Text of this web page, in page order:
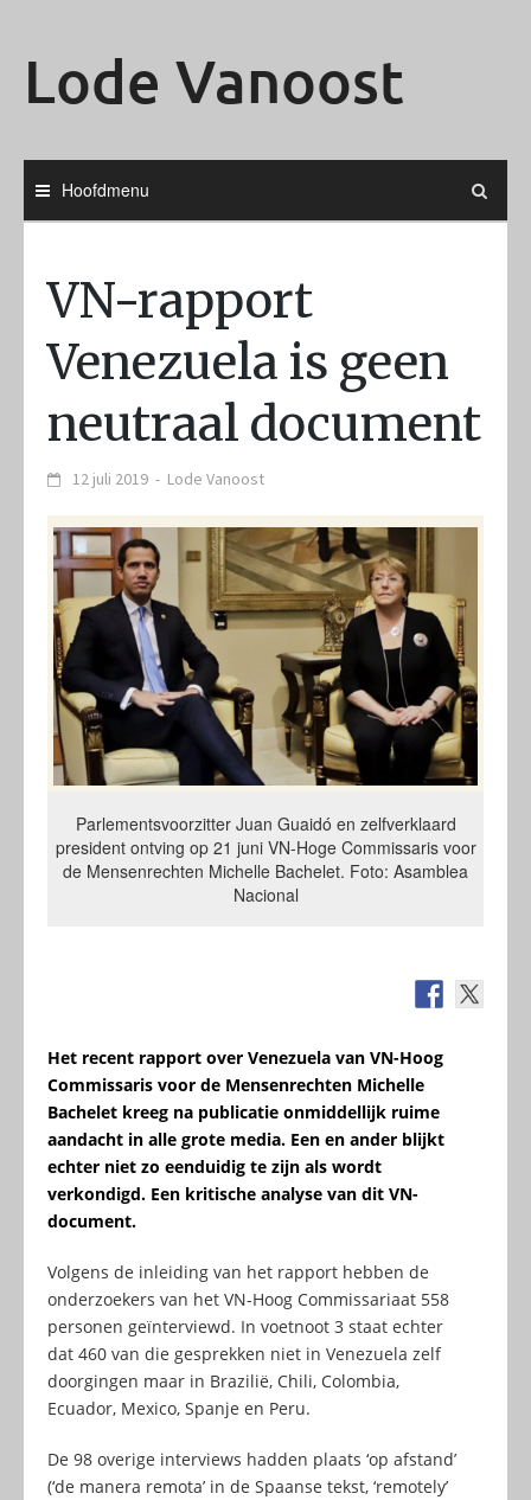
Lode Vanoost
Hoofdmenu
VN-rapport
Venezuela is geen
neutraal document
12 juli 2019 - Lode Vanoost
Parlementsvoorzitter Juan Guaidó en zelfverklaard
president ontving op 21 juni VN-Hoge Commissaris voor
de Mensenrechten Michelle Bachelet. Foto: Asamblea
Nacional
Het recent rapport over Venezuela van VN-Hoog
Commissaris voor de Mensenrechten Michelle
Bachelet kreeg na publicatie onmiddellijk ruime
aandacht in alle grote media. Een en ander blijkt
echter niet zo eenduidig te zijn als wordt
verkondigd. Een kritische analyse van dit VN-
document.
Volgens de inleiding van het rapport hebben de
onderzoekers van het VN-Hoog Commissariaat 558
personen geïnterviewd. In voetnoot 3 staat echter
dat 460 van die gesprekken niet in Venezuela zelf
doorgingen maar in Brazilië, Chili, Colombia,
Ecuador, Mexico, Spanje en Peru.
De 98 overige interviews hadden plaats ‘op afstand’
(‘de manera remota’ in de Spaanse tekst, ‘remotely’